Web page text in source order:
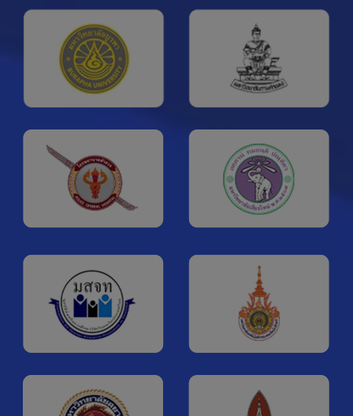
25
25 ส.ค. 2569
#Meeting: MDV